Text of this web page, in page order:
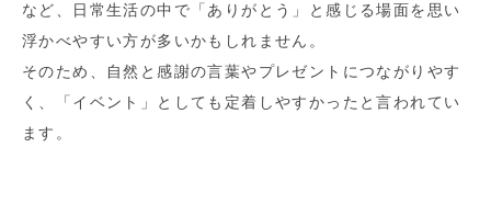
など、日常生活の中で「ありがとう」と感じる場面を思い
浮かべやすい方が多いかもしれません。
そのため、自然と感謝の言葉やプレゼントにつながりやす
く、「イベント」としても定着しやすかったと言われてい
ます。